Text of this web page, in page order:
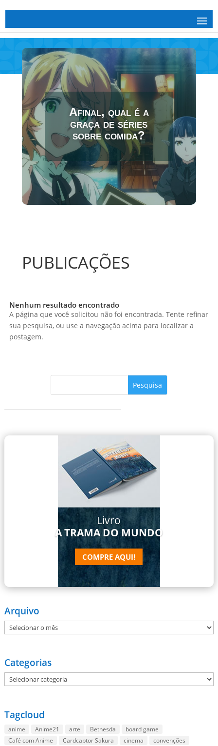
Afinal, qual é a
graça de séries
sobre comida?
PUBLICAÇÕES
Nenhum resultado encontrado
A página que você solicitou não foi encontrada. Tente refinar
sua pesquisa, ou use a navegação acima para localizar a
postagem.
Livro
A TRAMA DO MUNDO
COMPRE AQUI!
Arquivo
Arquivo
Categorias
Categorias
Tagcloud
anime Anime21 arte Bethesda
board game
Café com Anime
Cardcaptor Sakura cinema
convenções